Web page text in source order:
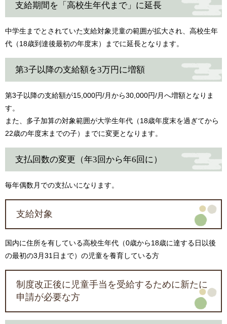
支給期間を「高校生年代まで」に延長
中学生までとされていた支給対象児童の範囲が拡大され、高校生年
代（18歳到達後最初の年度末）までに延長となります。
第3子以降の支給額を3万円に増額
第3子以降の支給額が15,000円/月から30,000円/月へ増額となりま
す。
また、多子加算の対象範囲が大学生年代（18歳年度末を過ぎてから
22歳の年度末までの子）までに変更となります。
支払回数の変更（年3回から年6回に）
毎年偶数月での支払いになります。
支給対象
国内に住所を有している高校生年代（0歳から18歳に達する日以後
の最初の3月31日まで）の児童を養育している方
制度改正後に児童手当を受給するために新たに
申請が必要な方